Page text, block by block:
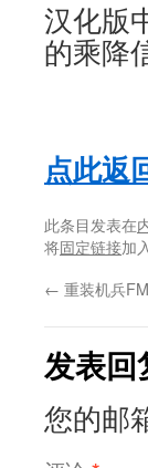
汉化版
的乘降
点此返
此条目发表在
将固定链接加
← 重装机兵
发表回
您的邮